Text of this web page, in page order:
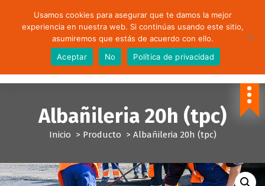
Formación para empleados y empresas.
Albañileria 20h (tpc)
Inicio > Producto > Albañileria 20h (tpc)
Usamos cookies para asegurar que te damos la mejor
experiencia en nuestra web. Si continúas usando este sitio,
asumiremos que estás de acuerdo con ello.
Aceptar
No Política de privacidad